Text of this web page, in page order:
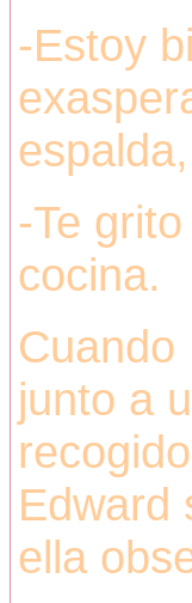
-Estoy
-Te
cocina.
Cuando
junto a
Edward
ella